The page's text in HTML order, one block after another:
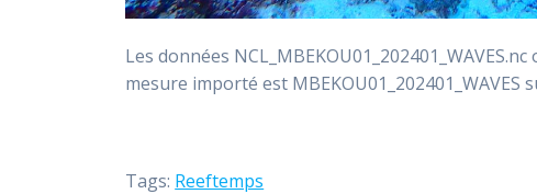
Les données
mesure importé est MBEKOU01_202401_WAVES
Tags: Reeftemps